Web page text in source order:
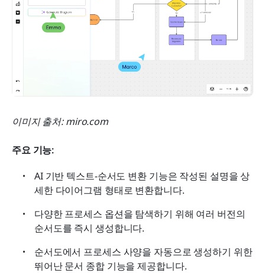
이미지 출처: miro.com
주요 기능:
AI 기반 텍스트-순서도 변환 기능은 작성된 설명을 상
세한 다이어그램 형태로 변환합니다.
다양한 프로세스 옵션을 탐색하기 위해 여러 버전의
순서도를 즉시 생성합니다.
순서도에서 프로세스 사양을 자동으로 생성하기 위한
뛰어난 문서 종합 기능을 제공합니다.